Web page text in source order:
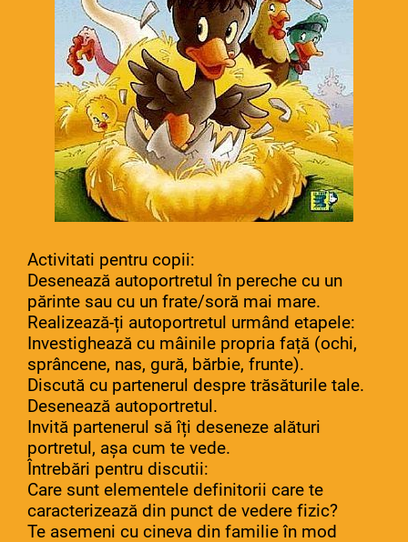
Activitati pentru copii:
Desenează autoportretul în pereche cu un
părinte sau cu un frate/soră mai mare.
Realizează-ți autoportretul urmând etapele:
Investighează cu mâinile propria față (ochi,
sprâncene, nas, gură, bărbie, frunte).
Discută cu partenerul despre trăsăturile tale.
Desenează autoportretul.
Invită partenerul să îți deseneze alături
portretul, așa cum te vede.
Întrebări pentru discutii:
Care sunt elementele definitorii care te
caracterizează din punct de vedere fizic?
Te asemeni cu cineva din familie în mod